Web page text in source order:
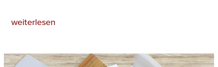
weiterlesen